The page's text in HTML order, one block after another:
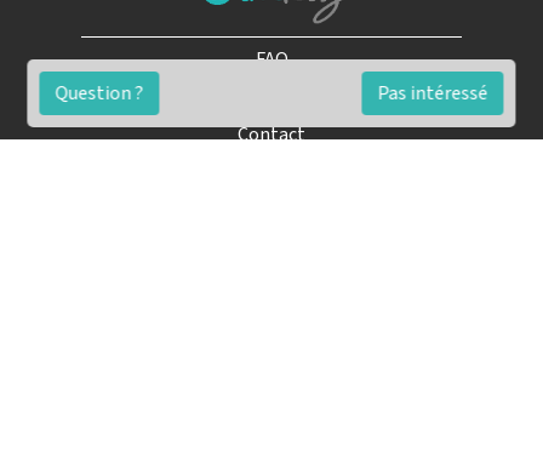
Question ? Pas intéressé
FAQ
Contact